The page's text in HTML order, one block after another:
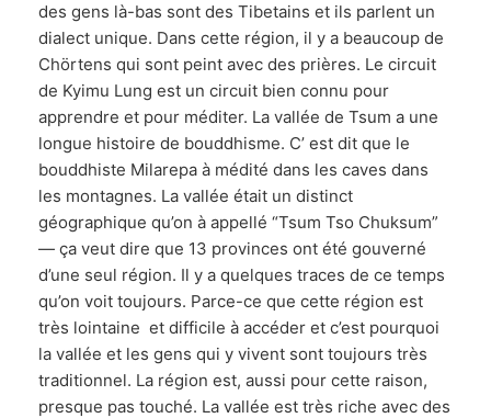
des gens là-bas sont des Tibetains et ils parlent un
dialect unique. Dans cette région, il y a beaucoup de
Chörtens qui sont peint avec des prières. Le circuit
de Kyimu Lung est un circuit bien connu pour
apprendre et pour méditer. La vallée de Tsum a une
longue histoire de bouddhisme. C’ est dit que le
bouddhiste Milarepa à médité dans les caves dans
les montagnes. La vallée était un distinct
géographique qu’on à appellé “Tsum Tso Chuksum”
— ça veut dire que 13 provinces ont été gouverné
d’une seul région. Il y a quelques traces de ce temps
qu’on voit toujours. Parce-ce que cette région est
très lointaine et difficile à accéder et c’est pourquoi
la vallée et les gens qui y vivent sont toujours très
traditionnel. La région est, aussi pour cette raison,
presque pas touché. La vallée est très riche avec des